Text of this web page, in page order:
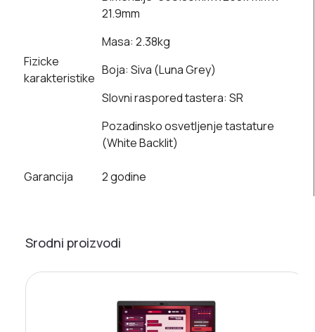
Fizicke
karakteristike
21.9mm
Masa: 2.38kg
Boja: Siva (Luna Grey)
Slovni raspored tastera: SR
Pozadinsko osvetljenje tastature
(White Backlit)
Garancija 2 godine
Srodni proizvodi